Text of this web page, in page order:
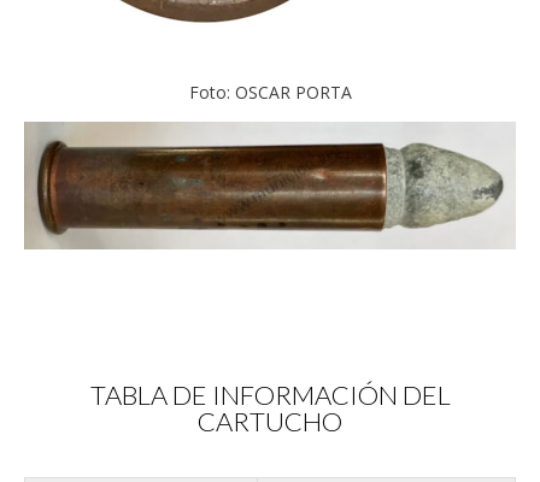
Foto: OSCAR PORTA
TABLA DE INFORMACIÓN DEL
CARTUCHO